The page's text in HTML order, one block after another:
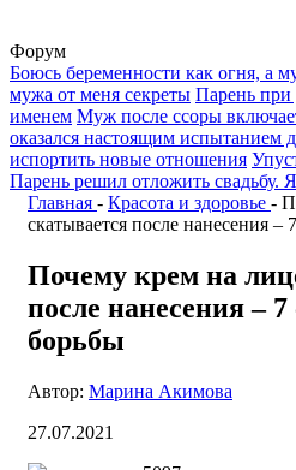
Форум
Боюсь беременности как огня, а
мужа от меня секреты Парень при
именем Муж после ссоры
оказался настоящим испытанием
испортить новые отношения
Парень решил отложить свадьбу.
Главная - Красота и здоровье -
скатывается после нанесения –
Почему крем на
после нанесения – 7
борьбы
Автор: Марина Акимова
27.07.2021